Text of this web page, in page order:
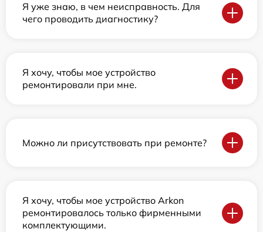
Я уже знаю, в чем неисправность. Для
чего проводить диагностику?
Я хочу, чтобы мое устройство
ремонтировали при мне.
Можно ли присутствовать при ремонте?
Я хочу, чтобы мое устройство Arkon
ремонтировалось только фирменными
комплектующими.